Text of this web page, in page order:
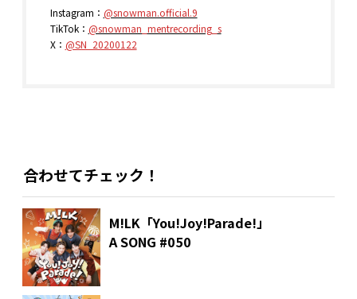
Instagram： @snowman.official.9
TikTok： @snowman_mentrecording_s
X： @SN_20200122
合わせてチェック！
M!LK「You!Joy!Parade!」
A SONG #050